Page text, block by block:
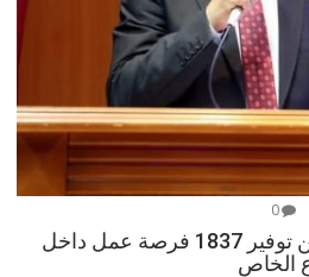
0
محافظ الشرقية:يعلن عن توفير 1837 فرصة عمل داخل